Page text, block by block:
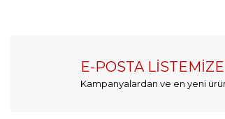
E-POSTA LİSTEMİZE
Kampanyalardan ve en yeni